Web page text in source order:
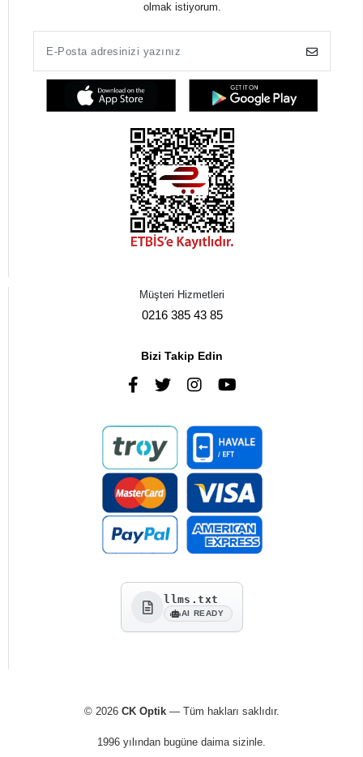
olmak istiyorum.
Müşteri Hizmetleri
0216 385 43 85
Bizi Takip Edin
llms.txt
AI READY
© 2026 CK Optik— Tüm hakları saklıdır.
1996 yılından bugüne daima sizinle.